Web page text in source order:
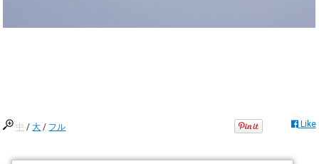
中 /大 / フル Like